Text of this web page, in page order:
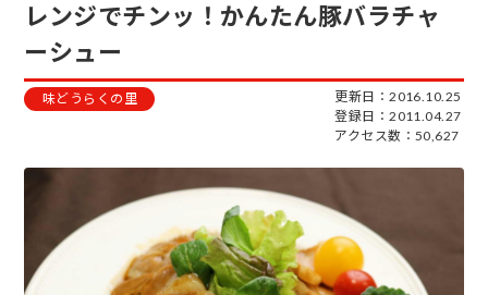
レンジでチンッ！かんたん豚バラチャ
ーシュー
味どうらくの里
更新日：2016.10.25
登録日：2011.04.27
アクセス数：50,627